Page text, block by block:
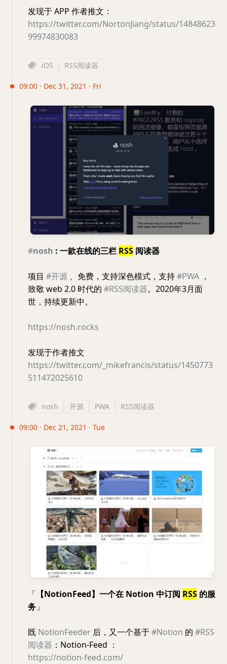
发现于 APP 作者推文：
https://twitter.com/NortonJiang/status/14848623
99974830083
iOS RSS阅读器
09:00 · Dec 31, 2021 · Fri
#nosh : 一款在线的三栏 RSS 阅读器
项目 #开源 、免费，支持深色模式，支持#PWA ，
致敬 web 2.0 时代的 #RSS阅读器。2020年3月面
世，持续更新中。
https://nosh.rocks
发现于作者推文
https://twitter.com/_mikefrancis/status/1450773
511472025610
nosh 开源 PWA RSS阅读器
09:00 · Dec 21, 2021 · Tue
「 【NotionFeed】一个在 Notion 中订阅 RSS 的服
务 」
既 NotionFeeder 后，又一个基于#Notion 的 #RSS
阅读器 ：Notion-Feed ：
https://notion-feed.com/